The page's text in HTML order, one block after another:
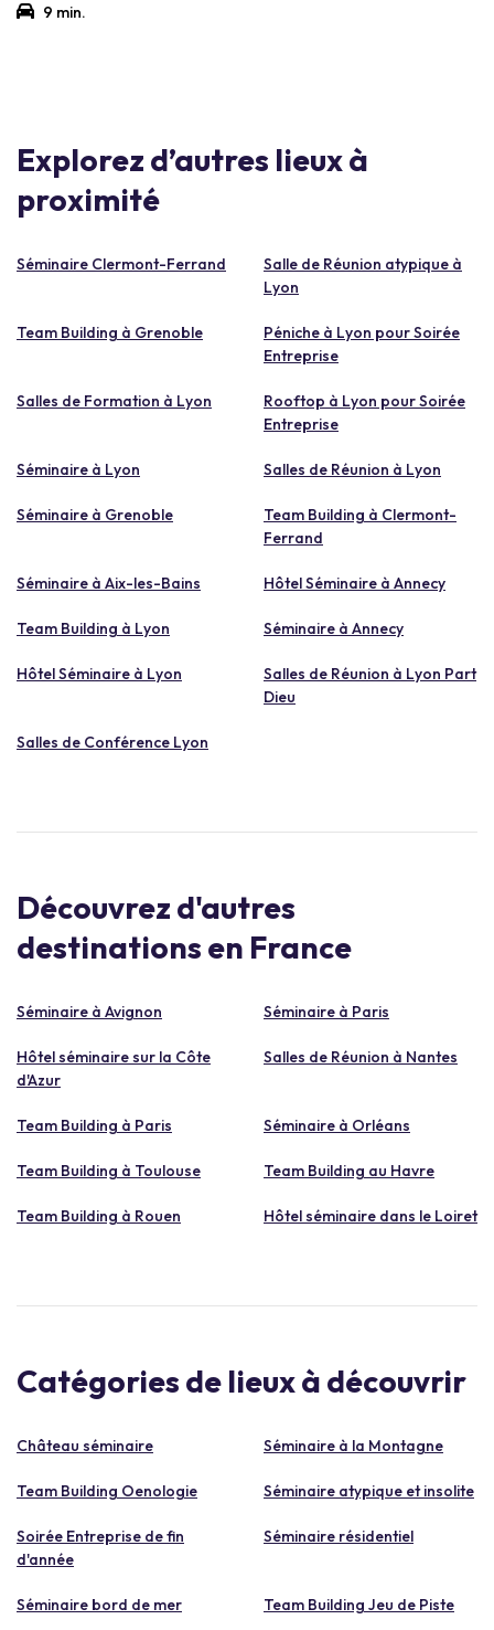
9 min.
Explorez d’autres lieux à
proximité
Séminaire Clermont-Ferrand
Salle de Réunion atypique à
Lyon
Team Building à Grenoble
Péniche à Lyon pour Soirée
Entreprise
Salles de Formation à Lyon
Rooftop à Lyon pour Soirée
Entreprise
Séminaire à Lyon Salles de Réunion à Lyon
Séminaire à Grenoble
Team Building à Clermont-
Ferrand
Séminaire à Aix-les-Bains Hôtel Séminaire à Annecy
Team Building à Lyon Séminaire à Annecy
Hôtel Séminaire à Lyon
Salles de Réunion à Lyon Part
Dieu
Salles de Conférence Lyon
Découvrez d'autres
destinations en France
Séminaire à Avignon Séminaire à Paris
Hôtel séminaire sur la Côte
d'Azur
Salles de Réunion à Nantes
Team Building à Paris Séminaire à Orléans
Team Building à Toulouse Team Building au Havre
Team Building à Rouen Hôtel séminaire dans le Loiret
Catégories de lieux à découvrir
Château séminaire Séminaire à la Montagne
Team Building Oenologie Séminaire atypique et insolite
Soirée Entreprise de fin
d'année
Séminaire résidentiel
Séminaire bord de mer Team Building Jeu de Piste